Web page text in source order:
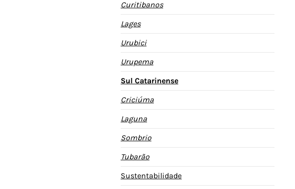
Curitibanos
Lages
Urubici
Urupema
Sul Catarinense
Criciúma
Laguna
Sombrio
Tubarão
Sustentabilidade